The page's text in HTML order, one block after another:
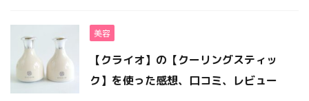
美容
【クライオ】の【クーリングスティッ
ク】を使った感想、口コミ、レビュー